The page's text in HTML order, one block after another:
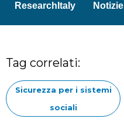
ResearchItaly Notizie
Tag correlati:
Sicurezza per i sistemi
sociali